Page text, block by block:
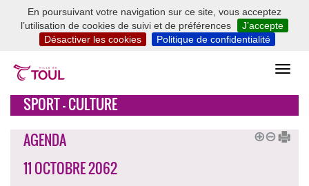
En poursuivant votre navigation sur ce site, vous acceptez
l’utilisation de cookies de suivi et de préférences
J’accepte
Désactiver les cookies
Politique de confidentialité
SPORT - CULTURE
AGENDA
11 OCTOBRE 2062